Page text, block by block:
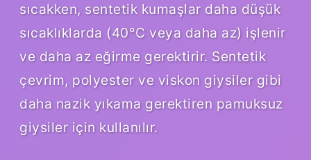
sıcakken, sentetik kumaşlar daha düşük
sıcaklıklarda (40°C veya daha az) işlenir
ve daha az eğirme gerektirir. Sentetik
çevrim, polyester ve viskon giysiler gibi
daha nazik yıkama gerektiren pamuksuz
giysiler için kullanılır.